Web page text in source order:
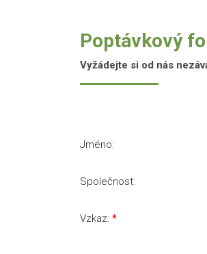
Poptávkový
Vyžádejte si od nás
Jméno:
Společnost:
Vzkaz: